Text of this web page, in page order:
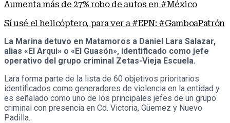
Aumenta más de 27% robo de autos en #México
Sí usé el helicóptero, para ver a #EPN: #GamboaPatrón
La Marina detuvo en Matamoros a Daniel Lara Salazar,
alias «El Arqui» o «El Guasón», identificado como jefe
operativo del grupo criminal Zetas-Vieja Escuela.
Lara forma parte de la lista de 60 objetivos prioritarios
identificados como generadores de violencia en la entidad y
es señalado como uno de los principales jefes de un grupo
criminal con presencia en Cd. Victoria, Güemez y Nuevo
Padilla.